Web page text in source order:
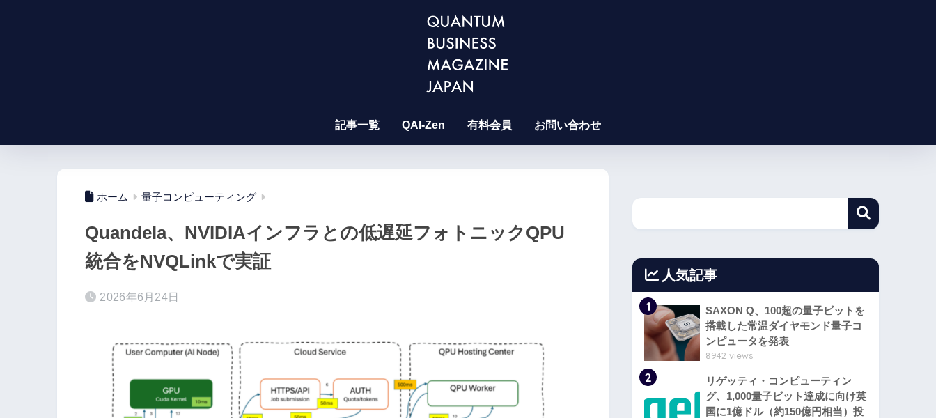
記事一覧 QAI-Zen 有料会員 お問い合わせ
ホーム 量子コンピューティング
Quandela、NVIDIAインフラとの低遅延フォトニックQPU
統合をNVQLinkで実証
2026年6月24日
人気記事
1
SAXON Q、100超の量子ビットを
搭載した常温ダイヤモンド量子コ
ンピュータを発表
8942 views
2
リゲッティ・コンピューティン
グ、1,000量子ビット達成に向け英
国に1億ドル（約150億円相当）投